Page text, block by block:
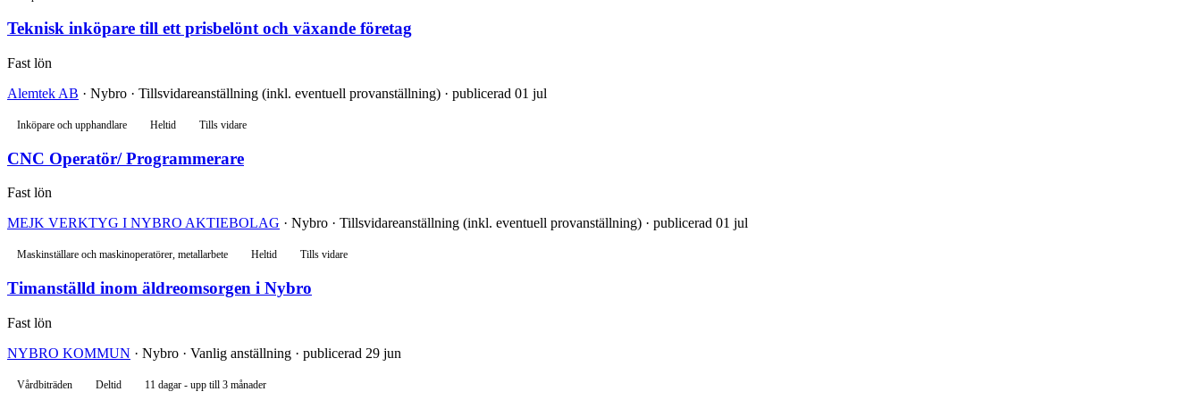
Teknisk inköpare till ett prisbelönt och växande företag
Fast lön
Alemtek AB · Nybro · Tillsvidareanställning (inkl. eventuell provanställning) · publicerad 01 jul
Inköpare och upphandlare Heltid Tills vidare
CNC Operatör/ Programmerare
Fast lön
MEJK VERKTYG I NYBRO AKTIEBOLAG · Nybro · Tillsvidareanställning (inkl. eventuell provanställning) · publicerad 01 jul
Maskinställare och maskinoperatörer, metallarbete Heltid Tills vidare
Timanställd inom äldreomsorgen i Nybro
Fast lön
NYBRO KOMMUN · Nybro · Vanlig anställning · publicerad 29 jun
Vårdbiträden Deltid 11 dagar - upp till 3 månader